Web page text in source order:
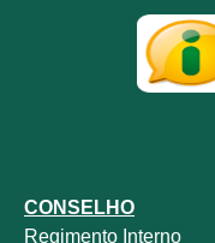
CONSELHO
Regimento Interno